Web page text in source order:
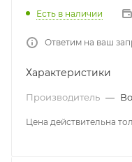
Есть в наличии
Ответим на ваш
Характеристики
Производитель —
Цена действительна